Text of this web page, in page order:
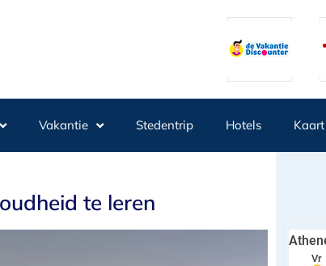
Vakantie Stedentrip Hotels Kaart
te leren